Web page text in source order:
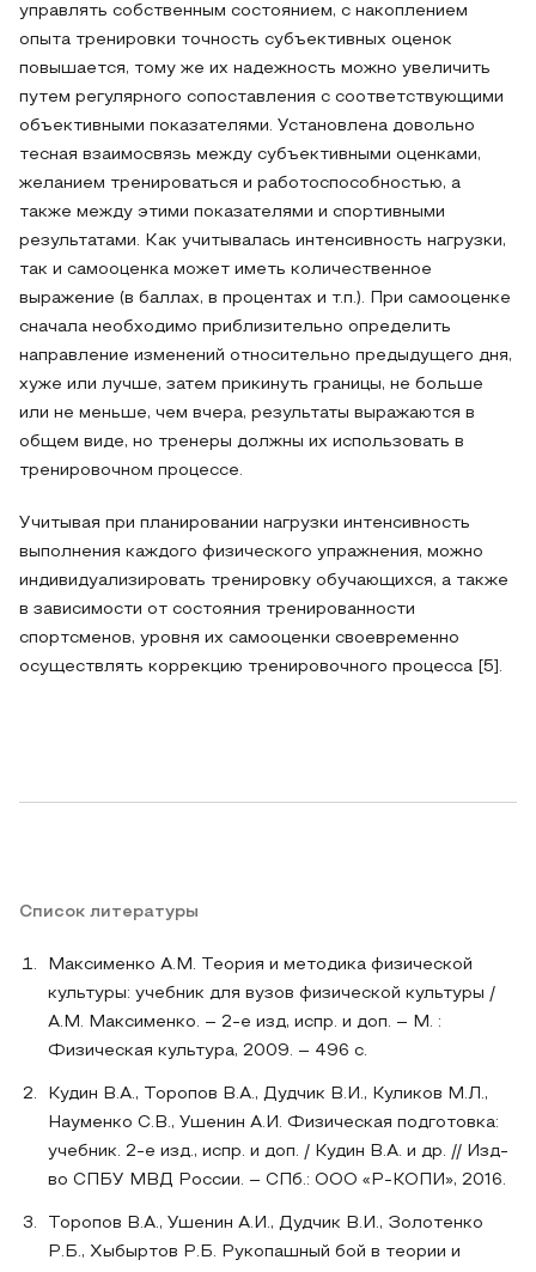
управлять собственным состоянием, с накоплением
опыта тренировки точность субъективных оценок
повышается, тому же их надежность можно увеличить
путем регулярного сопоставления с соответствующими
объективными показателями. Установлена довольно
тесная взаимосвязь между субъективными оценками,
желанием тренироваться и работоспособностью, а
также между этими показателями и спортивными
результатами. Как учитывалась интенсивность нагрузки,
так и самооценка может иметь количественное
выражение (в баллах, в процентах и т.п.). При самооценке
сначала необходимо приблизительно определить
направление изменений относительно предыдущего дня,
хуже или лучше, затем прикинуть границы, не больше
или не меньше, чем вчера, результаты выражаются в
общем виде, но тренеры должны их использовать в
тренировочном процессе.
Учитывая при планировании нагрузки интенсивность
выполнения каждого физического упражнения, можно
индивидуализировать тренировку обучающихся, а также
в зависимости от состояния тренированности
спортсменов, уровня их самооценки своевременно
осуществлять коррекцию тренировочного процесса [5].
Список литературы
Максименко А.М. Теория и методика физической
культуры: учебник для вузов физической культуры /
А.М. Максименко. – 2-е изд, испр. и доп. – М. :
Физическая культура, 2009. – 496 с.
Кудин В.А., Торопов В.А., Дудчик В.И., Куликов М.Л.,
Науменко С.В., Ушенин А.И. Физическая подготовка:
учебник. 2-е изд., испр. и доп. / Кудин В.А. и др. // Изд-
во СПБУ МВД России. – СПб.: ООО «Р-КОПИ», 2016.
Торопов В.А., Ушенин А.И., Дудчик В.И., Золотенко
Р.Б., Хыбыртов Р.Б. Рукопашный бой в теории и